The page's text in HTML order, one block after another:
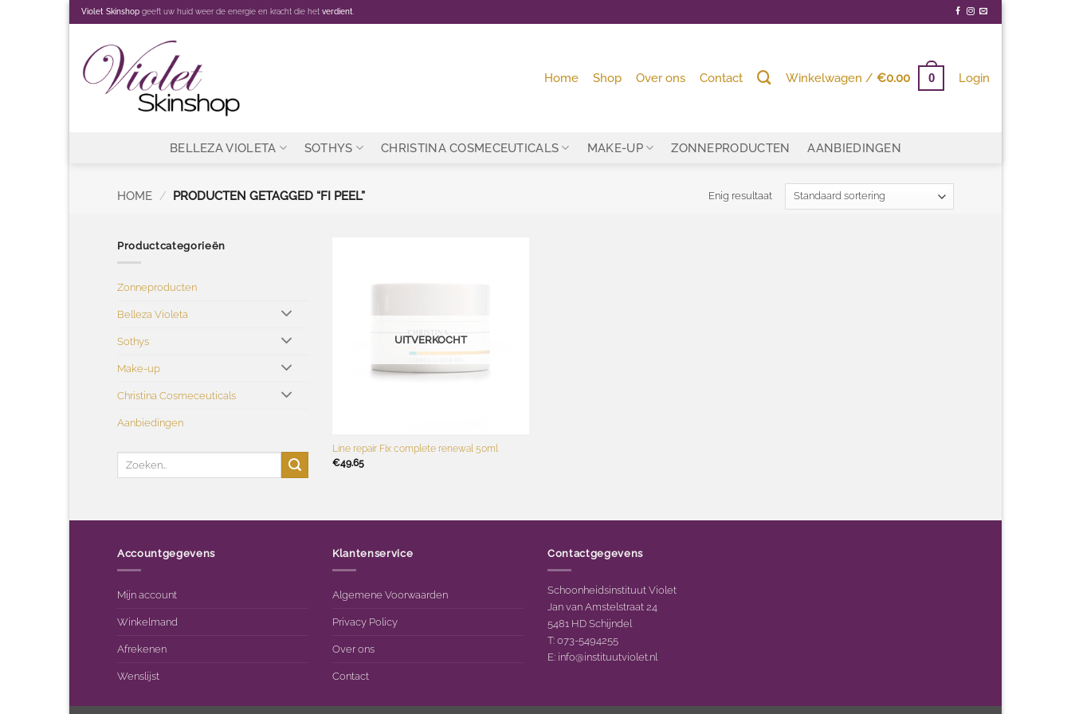
naar
Violet Skinshop geeft uw huid weer de energie en kracht die het verdient
Home Shop Over ons Contact Winkelwagen /€0.00 0 Login
BELLEZA VIOLETA SOTHYS CHRISTINA COSMECEUTICALS MAKE-UP ZONNEPRODUCTEN AANBIEDINGEN
HOME / PRODUCTEN GETAGGED “FI PEEL” Enig resultaat
Productcategorieën
Zonneproducten
Belleza Violeta
Sothys
Make-up
Christina Cosmeceuticals
Aanbiedingen
Zoeken
UITVERKOCHT
Line repair Fix complete renewal 50ml
€49.65
Accountgegevens
Mijn account
Winkelmand
Afrekenen
Wenslijst
Klantenservice
Algemene Voorwaarden
Privacy Policy
Over ons
Contact
Contactgegevens
Schoonheidsinstituut Violet
Jan van Amstelstraat 24
5481 HD Schijndel
T: 073-5494255
E: info@instituutviolet.nl